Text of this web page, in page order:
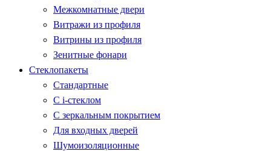
Межкомнатные двери
Витражи из профиля
Витрины из профиля
Зенитные фонари
Стеклопакеты
Стандартные
С i-стеклом
С зеркальным покрытием
Для входных дверей
Шумоизоляционные